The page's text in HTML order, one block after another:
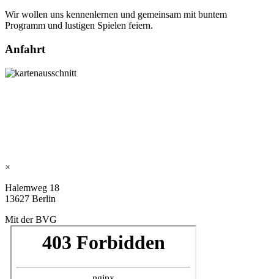
Wir wollen uns kennenlernen und gemeinsam mit buntem
Programm und lustigen Spielen feiern.
Anfahrt
×
Halemweg 18
13627 Berlin
Mit der BVG